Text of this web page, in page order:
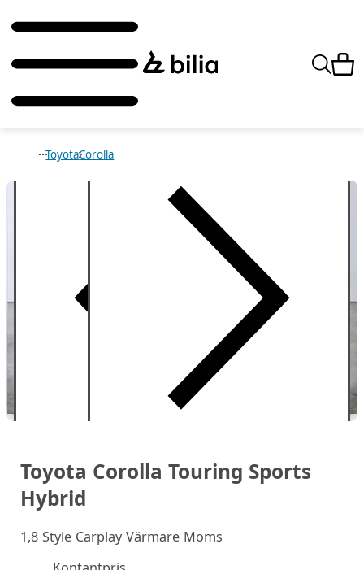
ToyotaCorolla
Toyota Corolla Touring Sports
Hybrid
1,8 Style Carplay Värmare Moms